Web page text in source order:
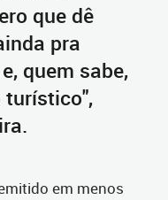
que dê
pra
quem sabe,
turístico",
em menos